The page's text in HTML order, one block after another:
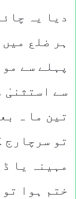
دیا یہ
ہر ضلع
پہلے سے
سے استثنیٰ
تین ما ہ
تو سرچارج
مہینہ یا
ختم ہوا